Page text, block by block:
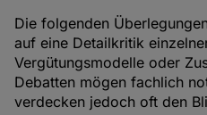
Die folgenden
auf eine Detailkritik
Vergütungsmodelle oder
Debatten mögen fachlich
verdecken jedoch oft den